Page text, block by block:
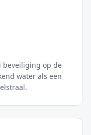
beveiliging op de
water als een